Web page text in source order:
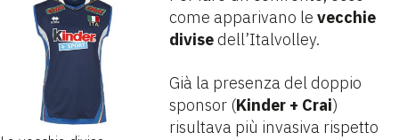
come apparivano le vecchie
divisedell’Italvolley.
Già la presenza del doppio
sponsor (Kinder + Crai)
risultava più invasiva rispetto